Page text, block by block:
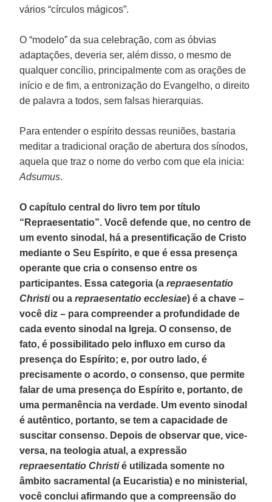
vários “círculos mágicos”.
O “modelo” da sua celebração, com as óbvias
adaptações, deveria ser, além disso, o mesmo de
qualquer concílio, principalmente com as orações de
início e de fim, a entronização do Evangelho, o direito
de palavra a todos, sem falsas hierarquias.
Para entender o espírito dessas reuniões, bastaria
meditar a tradicional oração de abertura dos sínodos,
aquela que traz o nome do verbo com que ela inicia:
Adsumus.
O capítulo central do livro tem por título
“Repraesentatio”. Você defende que, no centro de
um evento sinodal, há a presentificação de Cristo
mediante o Seu Espírito, e que é essa presença
operante que cria o consenso entre os
participantes. Essa categoria (arepraesentatio
Christiou arepraesentatio ecclesiae) é a chave –
você diz – para compreender a profundidade de
cada evento sinodal na Igreja. O consenso, de
fato, é possibilitado pelo influxo em curso da
presença do Espírito; e, por outro lado, é
precisamente o acordo, o consenso, que permite
falar de uma presença do Espírito e, portanto, de
uma permanência na verdade. Um evento sinodal
é autêntico, portanto, se tem a capacidade de
suscitar consenso. Depois de observar que, vice-
versa, na teologia atual, a expressão
repraesentatio Christié utilizada somente no
âmbito sacramental (a Eucaristia) e no ministerial,
você conclui afirmando que a compreensão do